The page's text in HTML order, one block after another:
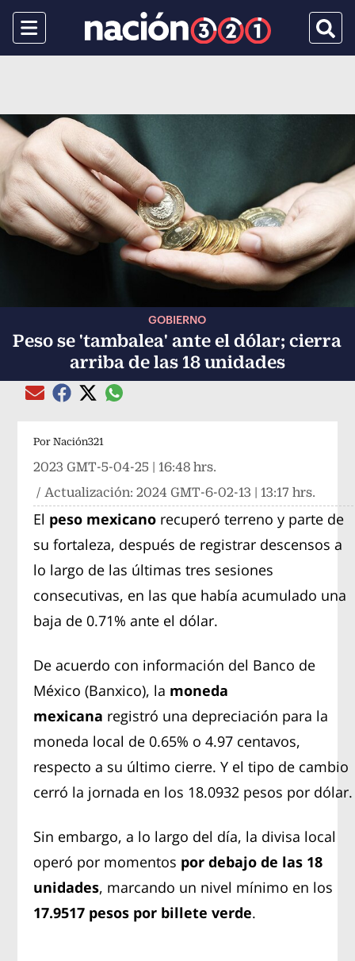
Menu
GOBIERNO
Peso se 'tambalea' ante el dólar; cierra
arriba de las 18 unidades
Compartir el artículo actual mediante Email
Compartir el artículo actual mediante Facebook
Compartir el artículo actual mediante Twitter
Compartir el artículo actual mediante
Por Nación321
2023 GMT-5-04-25 | 16:48 hrs.
/ Actualización:2024 GMT-6-02-13 | 13:17 hrs.
El peso mexicano recuperó terreno y parte de
su fortaleza, después de registrar descensos a
lo largo de las últimas tres sesiones
consecutivas, en las que había acumulado una
baja de 0.71% ante el dólar.
De acuerdo con información del Banco de
México (Banxico), la moneda
mexicana registró una depreciación para la
moneda local de 0.65% o 4.97 centavos,
respecto a su último cierre. Y el tipo de cambio
cerró la jornada en los 18.0932 pesos por dólar.
Sin embargo, a lo largo del día, la divisa local
operó por momentos por debajo de las 18
unidades, marcando un nivel mínimo en los
17.9517 pesos por billete verde.